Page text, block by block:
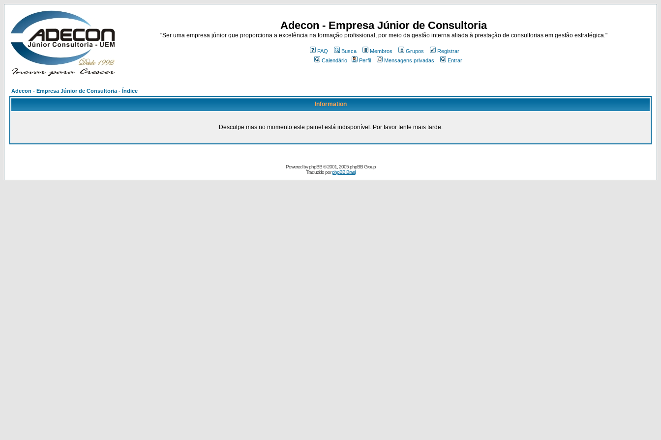
Adecon - Empresa Júnior de Consultoria
"Ser uma empresa júnior que proporciona a excelência na formação profissional, por meio da gestão interna aliada à prestação de consultorias em gestão estratégica."
FAQ Busca Membros Grupos
Registrar
Calendário
Perfil Mensagens privadas Entrar
Adecon - Empresa Júnior de Consultoria - Índice
Information
Desculpe mas no momento este painel está indisponível. Por favor tente mais tarde.
Powered byphpBB© 2001, 2005 phpBB Group
Traduzido porphpBB Brasil